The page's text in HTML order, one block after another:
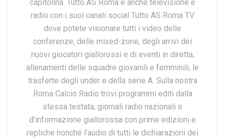
capitolina. Tutto AS Roma è anche televisione e
radio con i suoi canali social Tutto AS Roma TV
dove potete visionare tutti i video delle
conferenze, delle mixed-zone, degli arrivi dei
nuovi giocatori giallorossi e di eventi in diretta,
allenamenti delle squadre giovanili e femminili, le
trasferte degli under e della serie A. Sulla nostra
Roma Calcio Radio trovi programmi editi dalla
stessa testata, giornali radio nazionali e
d’informazione giallorossa con prime edizioni e
repliche nonché l’audio di tutti le dichiarazioni dei